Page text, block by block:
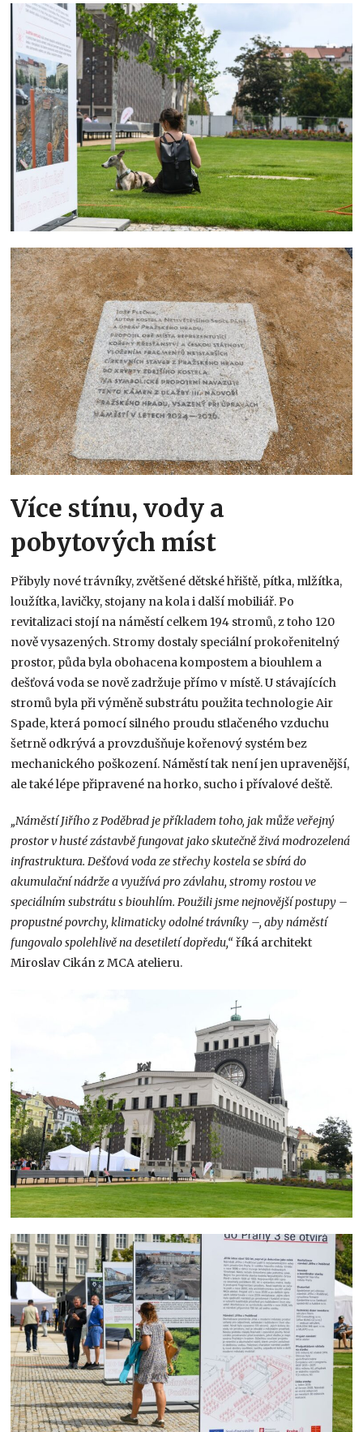
Více stínu, vody a
pobytových míst
Přibyly nové trávníky, zvětšené dětské hřiště, pítka, mlžítka,
loužítka, lavičky, stojany na kola i další mobiliář. Po
revitalizaci stojí na náměstí celkem 194 stromů, z toho 120
nově vysazených. Stromy dostaly speciální prokořenitelný
prostor, půda byla obohacena kompostem a biouhlem a
dešťová voda se nově zadržuje přímo v místě. U stávajících
stromů byla při výměně substrátu použita technologie Air
Spade, která pomocí silného proudu stlačeného vzduchu
šetrně odkrývá a provzdušňuje kořenový systém bez
mechanického poškození. Náměstí tak není jen upravenější,
ale také lépe připravené na horko, sucho i přívalové deště.
„Náměstí Jiřího z Poděbrad je příkladem toho, jak může veřejný
prostor v husté zástavbě fungovat jako skutečně živá modrozelená
infrastruktura. Dešťová voda ze střechy kostela se sbírá do
akumulační nádrže a využívá pro závlahu, stromy rostou ve
speciálním substrátu s biouhlím. Použili jsme nejnovější postupy –
propustné povrchy, klimaticky odolné trávníky –, aby náměstí
fungovalo spolehlivě na desetiletí dopředu,“ říká architekt
Miroslav Cikán z MCA atelieru.